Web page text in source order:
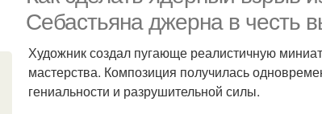
Себастьяна джерна в честь
Художник создал пугающе реалистичную
мастерства. Композиция получилась
гениальности и разрушительной силы.